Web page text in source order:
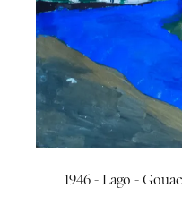
1946 - Lago -